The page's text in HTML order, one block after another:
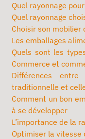
Quel rayonnage
Quel rayonnage
Choisir son
Les emballages
Quels sont les
Commerce et
Différences
traditionnelle et
Comment un bon
à se développer
L’importance de la
Optimiser la vitesse